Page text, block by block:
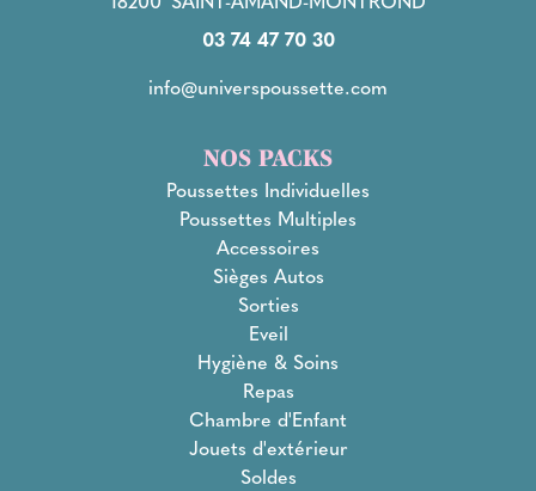
03 74 47 70 30
info@universpoussette.com
NOS PACKS
Poussettes Individuelles
Poussettes Multiples
Accessoires
Sièges Autos
Sorties
Eveil
Hygiène & Soins
Repas
Chambre d'Enfant
Jouets d'extérieur
Soldes